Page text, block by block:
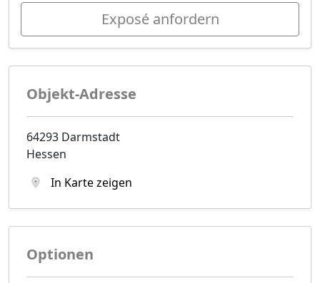
Exposé anfordern
Objekt-Adresse
64293 Darmstadt
Hessen
In Karte zeigen
Optionen